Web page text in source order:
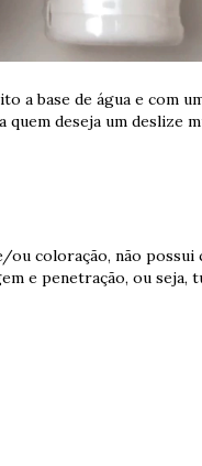
a base de água e com
deseja um deslize
coloração, não possui
e penetração, ou